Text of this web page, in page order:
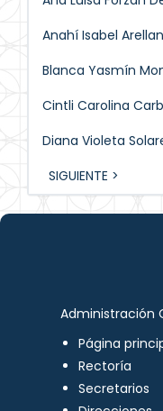
Anahí Isabel
Blanca Yasmín
Cintli Carolina
Diana Violeta
SIGUIENTE >
Administración
Página
Rectoría
Secretarios